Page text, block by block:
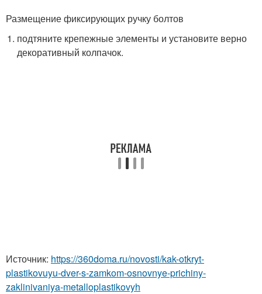
Размещение фиксирующих ручку болтов
подтяните крепежные элементы и установите верно
декоративный колпачок.
Источник: https://360doma.ru/novosti/kak-otkryt-
plastikovuyu-dver-s-zamkom-osnovnye-prichiny-
zaklinivaniya-metalloplastikovyh